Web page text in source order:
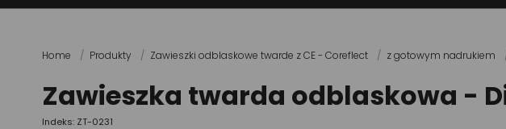
Home Produkty Zawieszki odblaskowe twarde z CE - Coreflect z gotowym nadrukiem
Zawieszka twarda odblaskowa -
Indeks: ZT-0231